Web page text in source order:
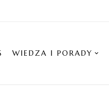
WIEDZA I PORADY